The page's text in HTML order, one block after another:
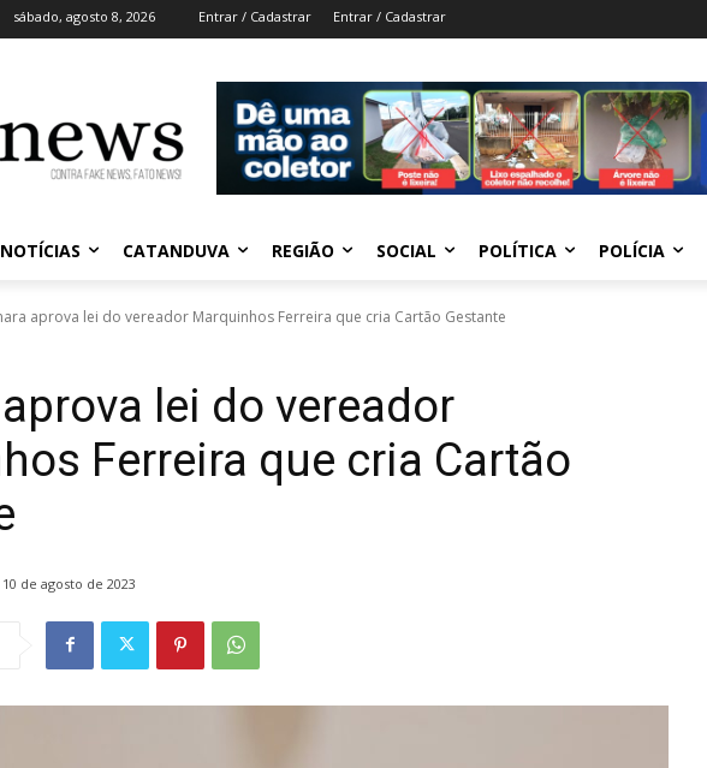
sábado, agosto 8, 2026 Entrar / Cadastrar Entrar / Cadastrar
CATANDUVA REGIÃO SOCIAL POLÍTICA POLÍCIA
aprova lei do vereador Marquinhos Ferreira que cria Cartão Gestante
lei do vereador
Ferreira que cria Cartão
10 de agosto de 2023